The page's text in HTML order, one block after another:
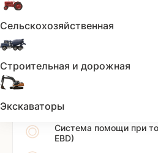
Сельскохозяйственная
Строительная и дорожная
ЭкскаваторыАнтипробуксовочная
Система помощи при
EBD)